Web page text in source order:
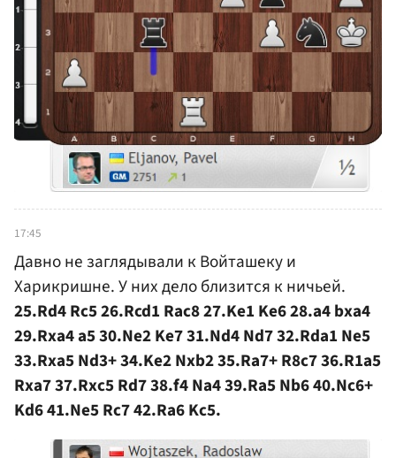
17:45
Давно не заглядывали к Войташеку и
Харикришне. У них дело близится к ничьей.
25.Rd4 Rc5 26.Rcd1 Rac8 27.Ke1 Ke6 28.a4 bxa4
29.Rxa4 a5 30.Ne2 Ke7 31.Nd4 Nd7 32.Rda1 Ne5
33.Rxa5 Nd3+ 34.Ke2 Nxb2 35.Ra7+ R8c7 36.R1a5
Rxa7 37.Rxc5 Rd7 38.f4 Na4 39.Ra5 Nb6 40.Nc6+
Kd6 41.Ne5 Rc7 42.Ra6 Kc5.